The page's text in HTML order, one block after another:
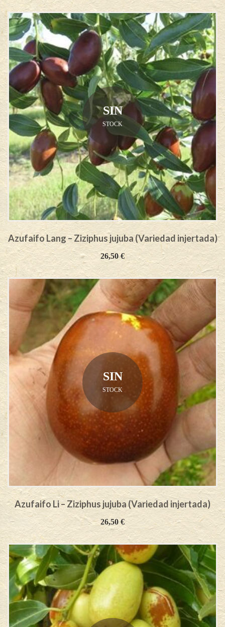
SIN
STOCK
Azufaifo Lang – Ziziphus jujuba (Variedad injertada)
26,50€
SIN
STOCK
Azufaifo Li – Ziziphus jujuba (Variedad injertada)
26,50€